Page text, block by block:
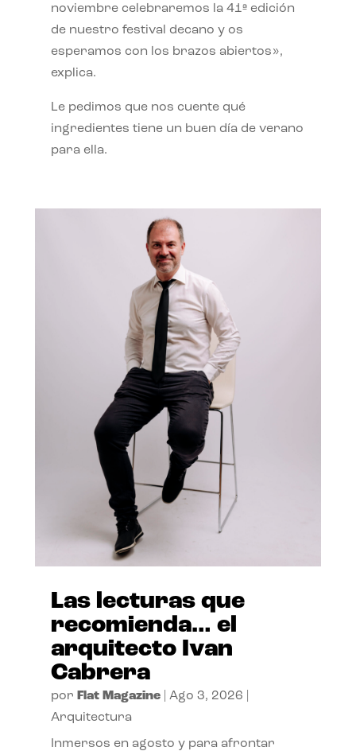
noviembre celebraremos la 41ª edición
de nuestro festival decano y os
esperamos con los brazos abiertos»,
explica.
Le pedimos que nos cuente qué
ingredientes tiene un buen día de verano
para ella.
Las lecturas que
recomienda… el
arquitecto Ivan
Cabrera
por Flat Magazine| Ago 3, 2026
Arquitectura
Inmersos en agosto y para afrontar